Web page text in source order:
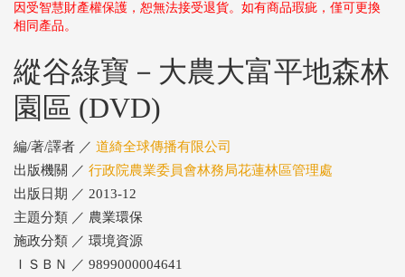
因受智慧財產權保護，恕無法接受退貨。如有商品瑕疵，僅可更換
相同產品。
縱谷綠寶－大農大富平地森林
園區 (DVD)
編/著/譯者 ／ 道綺全球傳播有限公司
出版機關 ／ 行政院農業委員會林務局花蓮林區管理處
出版日期 ／ 2013-12
主題分類 ／ 農業環保
施政分類 ／ 環境資源
ＩＳＢＮ ／ 9899000004641